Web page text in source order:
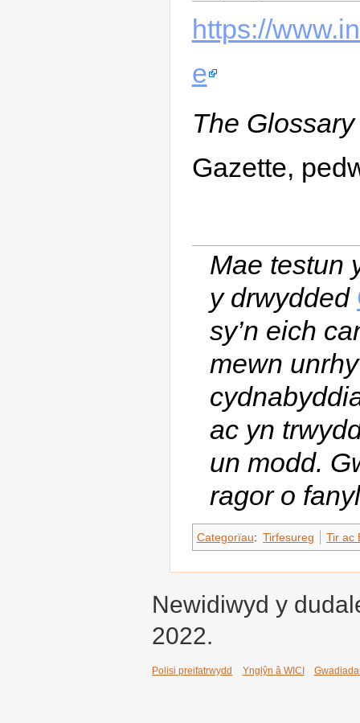
https://
e
The
Gazette,
Mae testun
y drwydded
sy’n eich
mewn
ac yn
un modd.
ragor o
Categorïau: Tirfesureg Tir ac
Newidiwyd y
2022.
Polisi preifatrwydd Ynglŷn â WICI